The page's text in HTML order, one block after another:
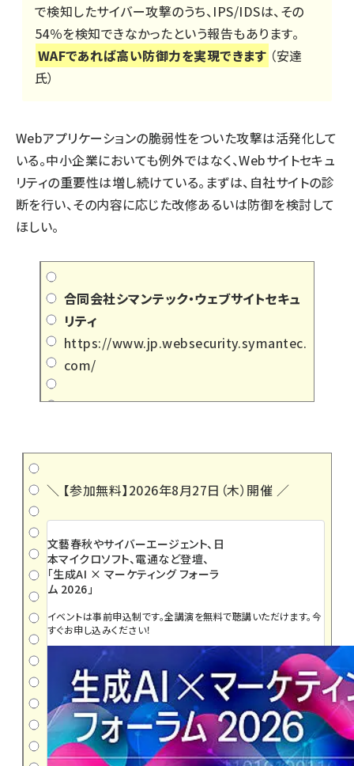
で検知したサイバー攻撃のうち、IPS/IDSは、その
54％を検知できなかったという報告もあります。
WAFであれば高い防御力を実現できます （安達
氏）
Webアプリケーションの脆弱性をついた攻撃は活発化して
いる。中小企業においても例外ではなく、Webサイトセキュ
リティの重要性は増し続けている。まずは、自社サイトの診
断を行い、その内容に応じた改修あるいは防御を検討して
ほしい。
合同会社シマンテック・ウェブサイトセキュ
リティ
https://www.jp.websecurity.symantec.
com/
＼ 【参加無料】2026年8月27日（木）開催 ／
文藝春秋やサイバーエージェント、日
本マイクロソフト、電通など登壇、
「生成AI × マーケティング フォーラ
ム 2026」
イベントは事前申込制です。全講演を無料で聴講いただけます。今
すぐお申し込みください！